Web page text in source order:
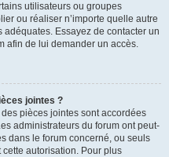
utilisateurs ou groupes
ou réaliser n’importe quelle autre
Essayez de contacter un
afin de lui demander un accès.
jointes ?
pièces jointes sont accordées
administrateurs du forum ont peut-
dans le forum concerné, ou seuls
autorisation. Pour plus